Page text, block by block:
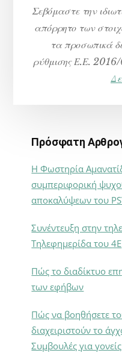
Σεβόμαστε την
απόρρητο των
τα προσωπικά
ρύθμισης Ε.Ε.
Πρόσφατη
Η Φωστηρία
συμπεριφορική
αποκαλύψεων του
Συνέντευξη στην
Τηλεφημερίδα του 4Ε
Πώς το διαδίκτυο
των εφήβων
Πώς να βοηθήσετε
διαχειριστούν το
Συμβουλές για